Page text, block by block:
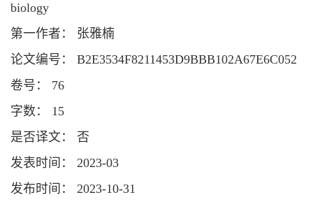
biology
第一作者： 张雅楠
论文编号： B2E3534F8211453D9BBB102A67E6C052
卷号： 76
字数： 15
是否译文： 否
发表时间： 2023-03
发布时间： 2023-10-31